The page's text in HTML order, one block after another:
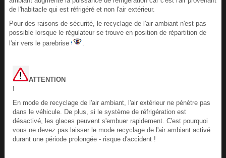
de l'habitacle qui est réfrigéré et non l'air extérieur.
Pour des raisons de sécurité, le recyclage de l'air ambiant n'est pas
possible lorsque le régulateur se trouve en position de répartition de
l'air vers le parebrise
.
ATTENTION
!
En mode de recyclage de l'air ambiant, l'air extérieur ne pénètre pas
dans le véhicule. De plus, si le système de réfrigération est
désactivé, les glaces peuvent s'embuer rapidement. C'est pourquoi
vous ne devez pas laisser le mode recyclage de l'air ambiant activé
durant une période prolongée - risque d'accident !